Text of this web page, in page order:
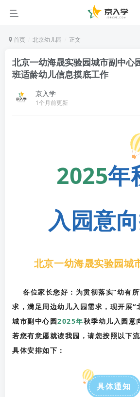
首页 北京幼儿园 正文
北京一幼海晟实验园城市副中心
班适龄幼儿信息摸底工作
京入学
1个月前更新
2025年
入园意
北京一幼海晟实验园城
各位家长您好：为贯彻落实“幼有所
求，满足周边幼儿入园需求，现开展“
城市副中心园2025年秋季幼儿入园意
若您有意愿就读我园，请您按照以下
具体安排如下：
具体通知